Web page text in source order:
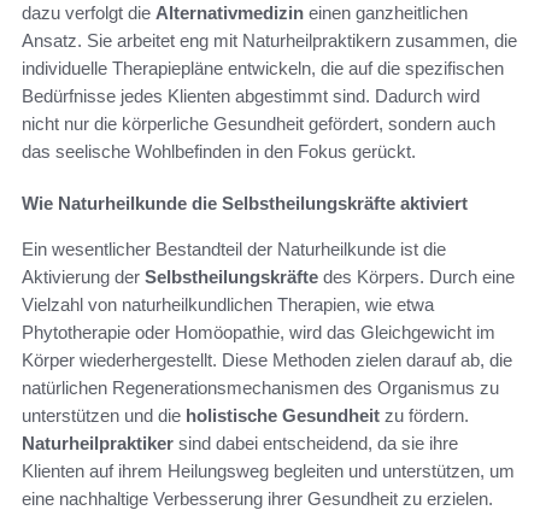
dazu verfolgt die Alternativmedizin einen ganzheitlichen
Ansatz. Sie arbeitet eng mit Naturheilpraktikern zusammen, die
individuelle Therapiepläne entwickeln, die auf die spezifischen
Bedürfnisse jedes Klienten abgestimmt sind. Dadurch wird
nicht nur die körperliche Gesundheit gefördert, sondern auch
das seelische Wohlbefinden in den Fokus gerückt.
Wie Naturheilkunde die Selbstheilungskräfte aktiviert
Ein wesentlicher Bestandteil der Naturheilkunde ist die
Aktivierung der Selbstheilungskräfte des Körpers. Durch eine
Vielzahl von naturheilkundlichen Therapien, wie etwa
Phytotherapie oder Homöopathie, wird das Gleichgewicht im
Körper wiederhergestellt. Diese Methoden zielen darauf ab, die
natürlichen Regenerationsmechanismen des Organismus zu
unterstützen und die holistische Gesundheit zu fördern.
Naturheilpraktiker sind dabei entscheidend, da sie ihre
Klienten auf ihrem Heilungsweg begleiten und unterstützen, um
eine nachhaltige Verbesserung ihrer Gesundheit zu erzielen.